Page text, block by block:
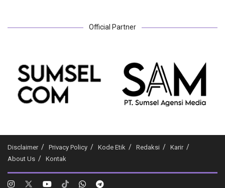
Official Partner
Disclaimer Privacy Policy Kode Etik Redaksi
Karir
About Us
Kontak